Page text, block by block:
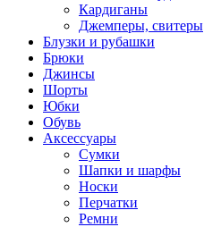
Кардиганы
Джемперы, свитеры
Блузки и рубашки
Брюки
Джинсы
Шорты
Юбки
Обувь
Аксессуары
Сумки
Шапки и шарфы
Носки
Перчатки
Ремни